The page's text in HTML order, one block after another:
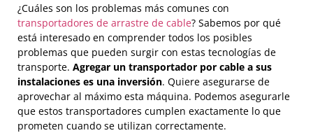
¿Cuáles son los problemas más comunes con
transportadores de arrastre de cable? Sabemos por qué
está interesado en comprender todos los posibles
problemas que pueden surgir con estas tecnologías de
transporte. Agregar un transportador por cable a sus
instalaciones es una inversión. Quiere asegurarse de
aprovechar al máximo esta máquina. Podemos asegurarle
que estos transportadores cumplen exactamente lo que
prometen cuando se utilizan correctamente.